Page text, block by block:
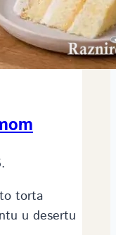
torta
u desertu